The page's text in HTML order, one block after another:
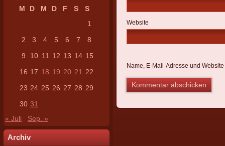
M
D M D F S
S
1
2
3 4 5 6 7
8
9
10 11 12 13 14 15
16 17 18 19 20 21
22
23 24 25 26 27 28 29
30 31
« Juli
Sep. »
Archiv
Website
Name, E-Mail-Adresse und